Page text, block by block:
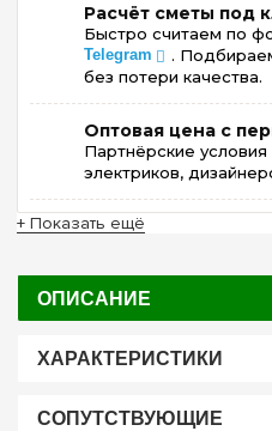
Расчёт сметы под
Быстро считаем по
Telegram
.
без потери качества.
Оптовая цена с
Партнёрские
электриков,
+ Показать ещё
ОПИСАНИЕ
ХАРАКТЕРИСТИКИ
СОПУТСТВУЮЩИЕ